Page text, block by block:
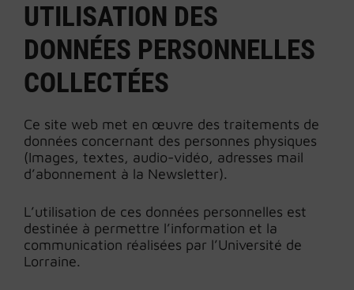
UTILISATION DES
DONNÉES PERSONNELLES
COLLECTÉES
Ce site web met en œuvre des traitements de
données concernant des personnes physiques
(Images, textes, audio-vidéo, adresses mail
d’abonnement à la Newsletter).
L’utilisation de ces données personnelles est
destinée à permettre l’information et la
communication réalisées par l’Université de
Lorraine.